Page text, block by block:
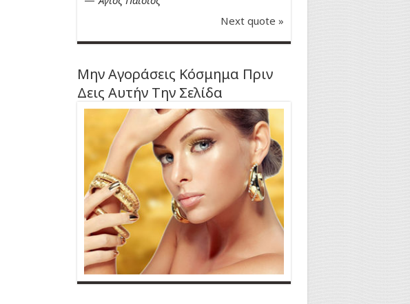
Next quote »
Μην Αγοράσεις Κόσμημα Πριν
Δεις Αυτήν Την Σελίδα